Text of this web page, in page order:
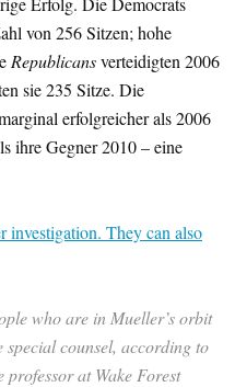
von 256 Sitzen; hohe
Republicansverteidigten 2006
sie 235 Sitze. Die
erfolgreicher als 2006
ihre Gegner 2010 – eine
investigation. They can also
who are in Mueller’s orbit
counsel, according to
at Wake Forest